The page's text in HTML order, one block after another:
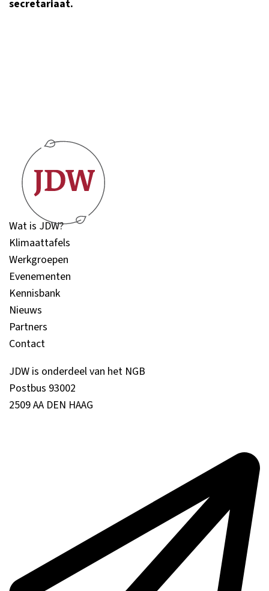
secretariaat.
Wat is JDW?
Klimaattafels
Werkgroepen
Evenementen
Kennisbank
Nieuws
Partners
Contact
JDW is onderdeel van het NGB
Postbus 93002
2509 AA DEN HAAG